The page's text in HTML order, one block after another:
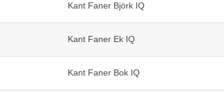
Kant Faner Björk IQ
Kant Faner Ek IQ
Kant Faner Bok IQ